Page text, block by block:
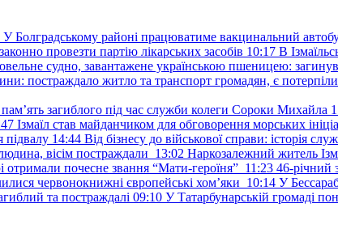
У Болградському районі працюватиме вакцинальний
провезти партію лікарських засобів 10:17 В
судно, завантажене українською пшеницею:
постраждало житло та транспорт громадян, є
загиблого під час служби колеги Сороки Михайла
Ізмаїл став майданчиком для обговорення морських
підвалу 14:44 Від бізнесу до військової справи: історія
вісім постраждали 13:02 Наркозалежний житель
отримали почесне звання “Мати-героїня” 11:23 46-річний
червонокнижні європейські хом’яки 10:14 У
та постраждалі 09:10 У Татарбунарській громаді